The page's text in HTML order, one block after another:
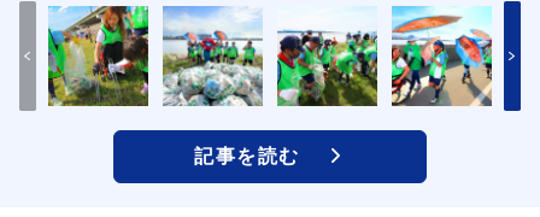
記事を読む